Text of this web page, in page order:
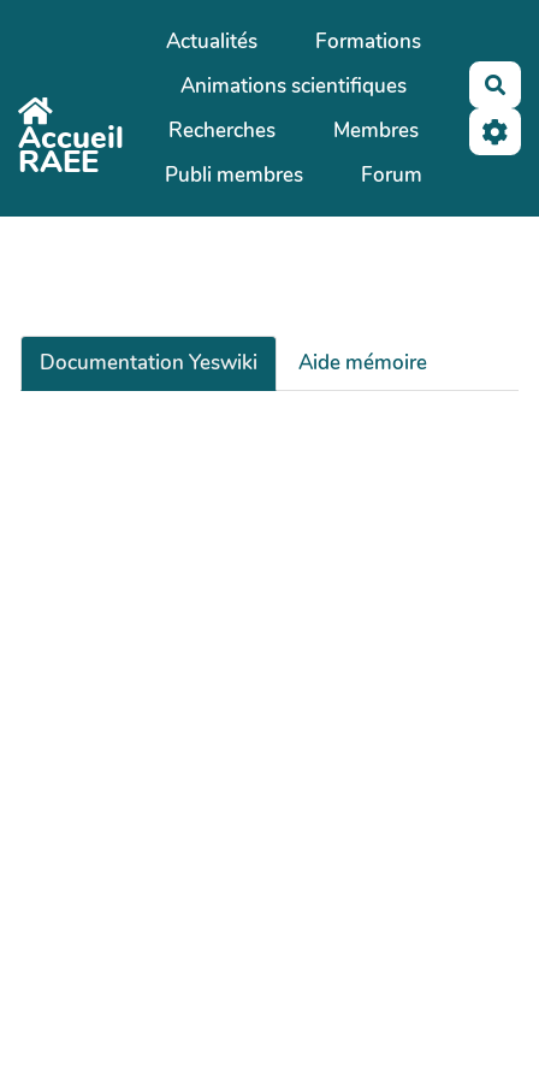
Aller au contenu principal
Accueil
RAEE
Actualités
Formations
Animations scientifiques
Recherches
Membres
Publi membres
Forum
Documentation Yeswiki Aide mémoire